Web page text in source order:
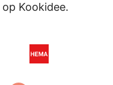
op Kookidee.